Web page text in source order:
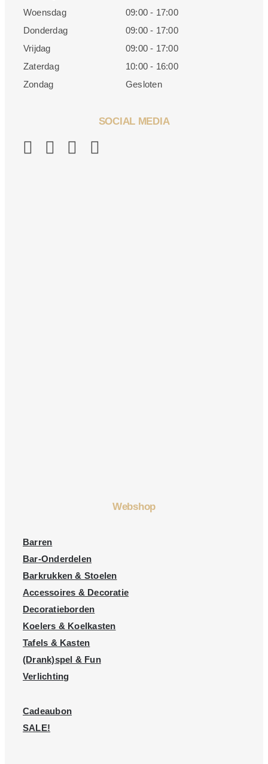
Woensdag
09:00 - 17:00
Donderdag
09:00 - 17:00
Vrijdag
09:00 - 17:00
Zaterdag
10:00 - 16:00
Zondag
Gesloten
SOCIAL MEDIA
Webshop
Barren
Bar-Onderdelen
Barkrukken & Stoelen
Accessoires & Decoratie
Decoratieborden
Koelers & Koelkasten
Tafels & Kasten
(Drank)spel & Fun
Verlichting
Cadeaubon
SALE!